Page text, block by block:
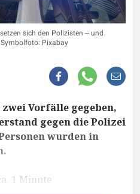
sich den Polizisten ‒ und
Pixabay
Vorfälle gegeben,
gegen die Polizei
wurden in
1 Minute